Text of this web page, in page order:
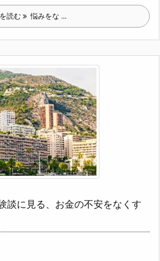
読む 悩みをな ...
談に見る、お金の不安をなくす